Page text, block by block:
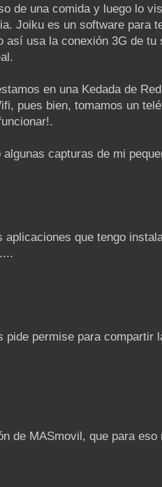
de una comida y luego lo
Joiku es un software para
así usa la conexión 3G de
en una Kedada de
pues bien, tomamos un
capturas de mi
aplicaciones que tengo
pide permise para compartir
de MASmovil, que para